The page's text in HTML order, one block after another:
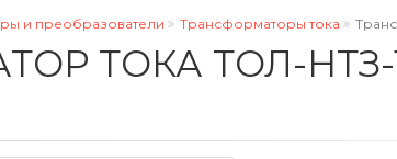
и преобразователи Трансформаторы тока
ТОКА ТОЛ-НТЗ-10-